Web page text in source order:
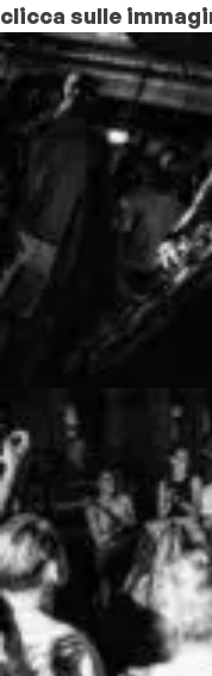
clicca sulle